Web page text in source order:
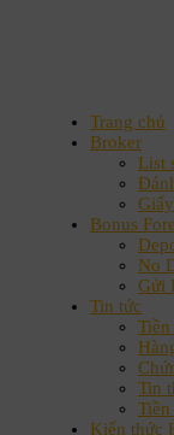
Trang chủ
Broker
List
Bonus
No
Gửi
Tin tức
Tiền
Tin
Kiến thức